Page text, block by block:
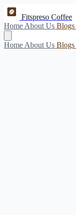
Fitspreso Coffee
Home About Us Blogs
Home About Us Blogs